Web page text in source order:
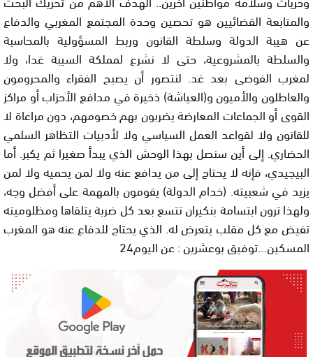
والمتابعة القضائيين هو تحصين وحدة المجتمع المغربي والدفاع
عن هيبة الدولة وسلطة القانون وربط المسؤولية بالمحاسبة
والسلطة بالمشروعية، حتى لا نشرع لمملكة السيبة غدا، ولا
لمغرب الفوضى بعد غد. لنتصور أن يصبح الفقراء والمحرومون
والعاطلون والأميون و(العياشة) ذخيرة في مدافع الأحزاب أو مراكز
القوى أو الجماعات المعارضة يضربون بهم خصومهم، دون مراعاة لا
للقانون ولا لقواعد العمل السياسي ولا لأدبيات التظاهر السلمي
الحضاري. إلى أين سنصل بهذا الوحش الذي يبدأ صغيرا ثم يكبر. أما
البيجيدي، فإنه لا يحتاج إلى من يدافع عنه ولا لمن يحميه ولا لمن
يزيد في شعبيته. (خدام الدولة) يقومون بالمهمة على أفضل وجه،
ولهذا ترون ابتسامة بنكيران تتسع بعد كل ضربة يتلقاها ومظلوميته
تفيض مع كل مقلب يتعرض له. الذي يحتاج للدفاع عنه هو المغرب
المسكين…توفيق بوعشرين : عن اليوم24